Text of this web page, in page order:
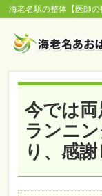
海老名駅の整体【医師
今では
ランニ
り、感